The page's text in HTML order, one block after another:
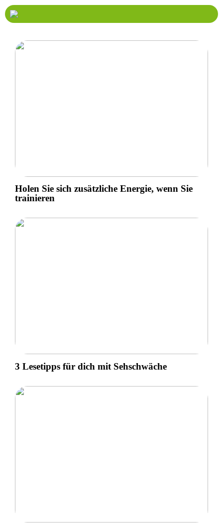
Holen Sie sich zusätzliche Energie, wenn Sie
trainieren
3 Lesetipps für dich mit Sehschwäche